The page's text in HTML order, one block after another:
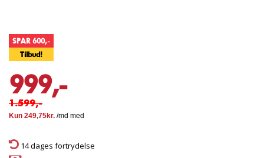
SPAR 600,-
Tilbud!
999,-
1.599,-
14 dages fortrydelse